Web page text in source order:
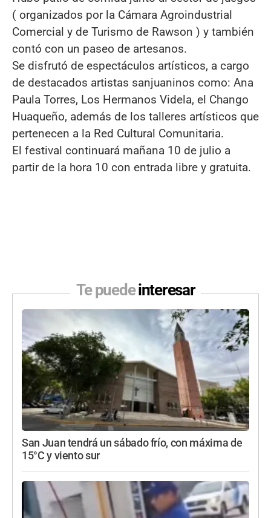
( organizados por la Cámara Agroindustrial
Comercial y de Turismo de Rawson ) y también
contó con un paseo de artesanos.
Se disfrutó de espectáculos artísticos, a cargo
de destacados artistas sanjuaninos como: Ana
Paula Torres, Los Hermanos Videla, el Chango
Huaqueño, además de los talleres artísticos que
pertenecen a la Red Cultural Comunitaria.
El festival continuará mañana 10 de julio a
partir de la hora 10 con entrada libre y gratuita.
Te puedeinteresar
San Juan tendrá un sábado frío, con máxima de
15°C y viento sur